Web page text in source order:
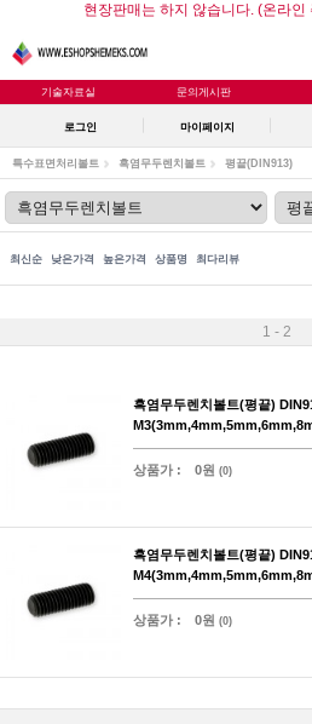
현장판매는 하지 않습니다. (온라인
기술자료실 문의게시판
로그인 마이페이지
특수표면처리볼트 흑염무두렌치볼트 평끝(DIN913)
최신순 낮은가격 높은가격 상품명 최다리뷰
1 - 2
흑염무두렌치볼트(평끝)
상품가 : 0원 (0)
흑염무두렌치볼트(평끝)
상품가 : 0원 (0)